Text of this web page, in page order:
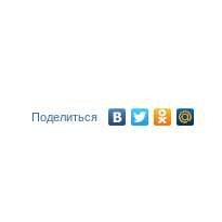
Поделиться